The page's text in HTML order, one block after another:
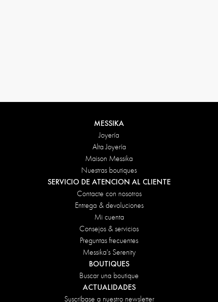
MESSIKA
Joyería
Alta Joyería
Maison Messika
Nuestras boutiques
SERVICIO DE ATENCION AL CLIENTE
Contacte con nosotros
Entrega & devoluciones
Mi cuenta
Consejos & servicios
Preguntas frecuentes
Messika's Serenity
BOUTIQUES
Buscar una boutique
ACTUALIDADES
Suscríbase a nuestro newsletter